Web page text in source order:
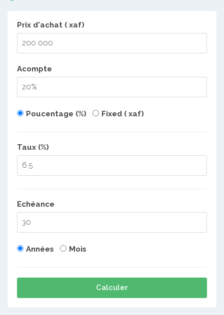
Prix d'achat ( xaf)
Acompte
Poucentage (%) Fixed ( xaf)
Taux (%)
Echéance
Années Mois
Calculer